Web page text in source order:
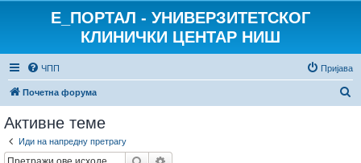
E_ПОРТАЛ - УНИВЕРЗИТЕТСКОГ
КЛИНИЧКИ ЦЕНТАР НИШ
ЧПП Пријава
Почетна форума
Активне теме
Иди на напредну претрагу